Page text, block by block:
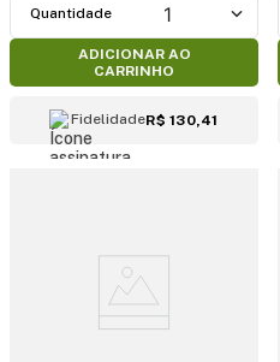
1
ADICIONAR AO
CARRINHO
FidelidadeR$ 130,41